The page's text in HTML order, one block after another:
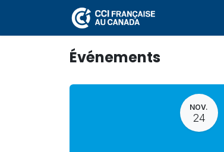
Se rendre au contenu
Événements
NOV.
24